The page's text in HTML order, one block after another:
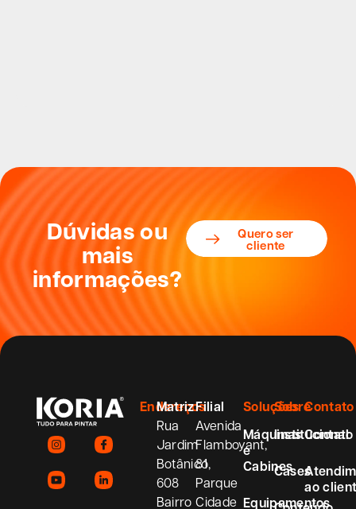
Dúvidas ou
mais
informações?
Quero ser
cliente
Endereços
Matriz
Rua
Jardim
Botânico,
608
Bairro
Filial
Avenida
Flamboyant,
81
Parque
Cidade
Soluções
Máquinas
e
Cabines
Equipamentos
Sobre
Institucional
Cases
Contato
Contato
ao